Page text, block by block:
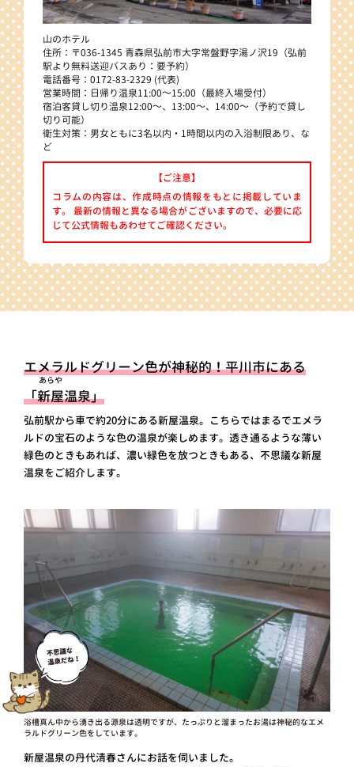
山のホテル
住所：〒036-1345 青森県弘前市大字常盤野字湯ノ沢19（弘前
駅より無料送迎バスあり：要予約）
電話番号：0172-83-2329 (代表)
営業時間：日帰り温泉11:00～15:00（最終入場受付）
宿泊客貸し切り温泉12:00～、13:00～、14:00～（予約で貸し
切り可能）
衛生対策：男女ともに3名以内・1時間以内の入浴制限あり、な
ど
【ご注意】
コラムの内容は、作成時点の情報をもとに掲載していま
す。 最新の情報と異なる場合がございますので、必要に応
じて公式情報もあわせてご確認ください。
エメラルドグリーン色が神秘的！平川市にある
「新屋
あらや
温泉」
弘前駅から車で約20分にある新屋温泉。こちらではまるでエメラ
ルドの宝石のような色の温泉が楽しめます。透き通るような薄い
緑色のときもあれば、濃い緑色を放つときもある、不思議な新屋
温泉をご紹介します。
浴槽真ん中から湧き出る源泉は透明ですが、たっぷりと溜まったお湯は神秘的なエメ
ラルドグリーン色をしています。
新屋温泉の丹代清春さんにお話を伺いました。